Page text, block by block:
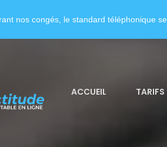
ACCUEIL TARIFS
nos congés, le standard téléphonique